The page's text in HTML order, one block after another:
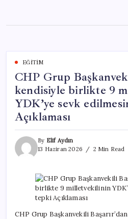
content
EĞITIM
CHP Grup
kendisiyle birlikte 9
YDK’ye sevk
Açıklaması
By Elif Aydın
13 Haziran 2026
2 Min Read
CHP Grup Başkanvekili